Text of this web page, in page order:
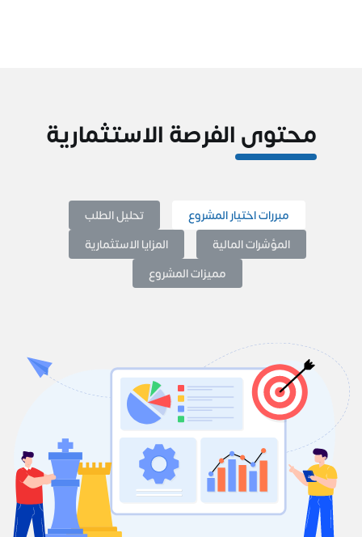
محتوى الفرصة الاستثمارية
مبررات اختيار المشروع
تحليل الطلب
المؤشرات المالية
المزايا الاستثمارية
مميزات المشروع